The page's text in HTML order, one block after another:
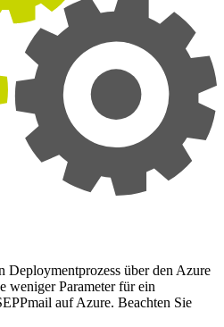
Deploymentprozess über den Azure
weniger Parameter für ein
auf Azure. Beachten Sie